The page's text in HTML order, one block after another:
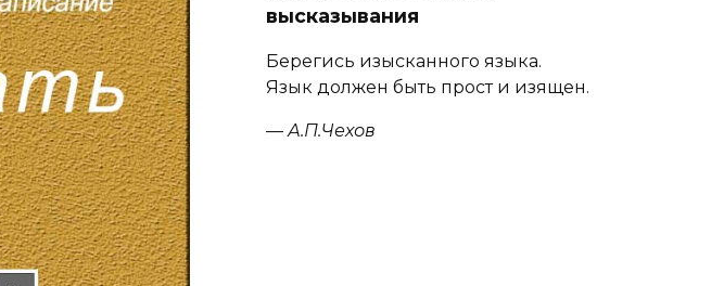
высказывания
Берегись изысканного языка.
Язык должен быть прост и изящен.
—А.П.Чехов